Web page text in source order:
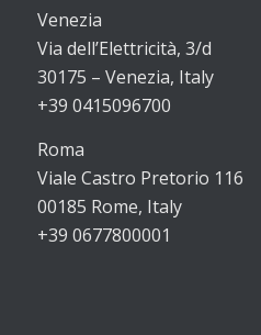
Venezia
Via dell’Elettricità, 3/d
30175 – Venezia, Italy
+39 0415096700
Roma
Viale Castro Pretorio 116
00185 Rome, Italy
+39 0677800001